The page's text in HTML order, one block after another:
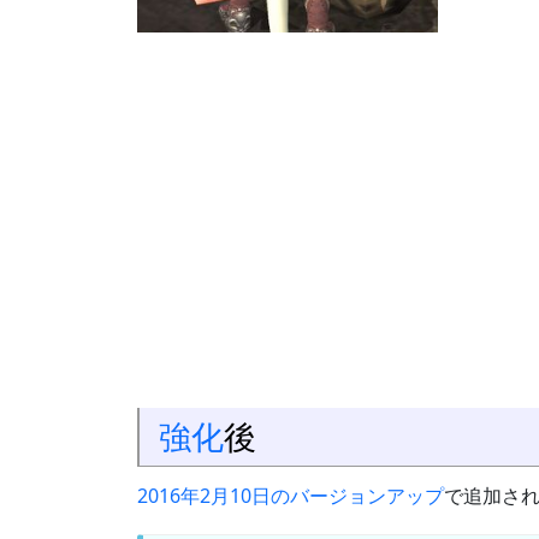
強化後
2016年2月10日のバージョンアップで追加さ